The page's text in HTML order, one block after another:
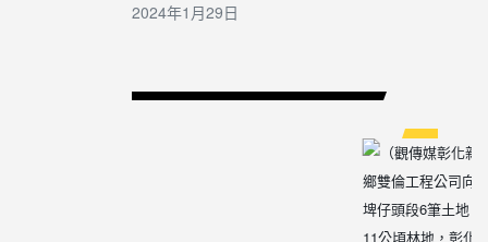
2024年1月29日